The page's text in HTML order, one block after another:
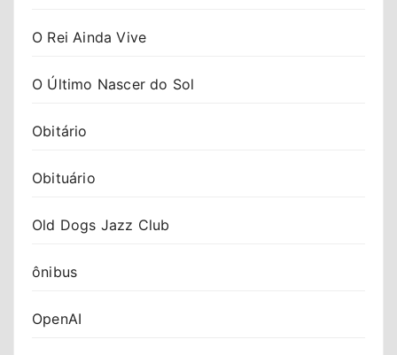
O Rei Ainda Vive
O Último Nascer do Sol
Obitário
Obituário
Old Dogs Jazz Club
ônibus
OpenAI